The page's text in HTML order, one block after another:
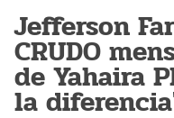
Jefferson
CRUDO
de Yahaira
la